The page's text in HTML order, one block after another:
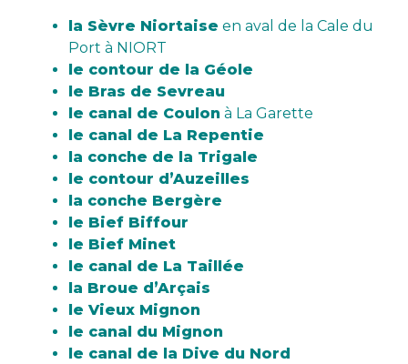
la Sèvre Niortaise en aval de la Cale du
Port à NIORT
le contour de la Géole
le Bras de Sevreau
le canal de Coulon à La Garette
le canal de La Repentie
la conche de la Trigale
le contour d’Auzeilles
la conche Bergère
le Bief Biffour
le Bief Minet
le canal de La Taillée
la Broue d’Arçais
le Vieux Mignon
le canal du Mignon
le canal de la Dive du Nord